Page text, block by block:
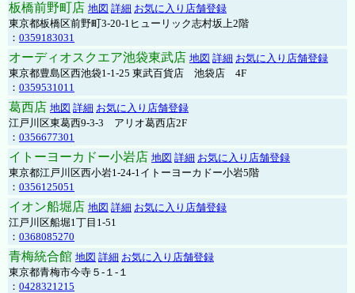
板橋前野町店 地図 詳細 お気に入り店舗登録
東京都板橋区前野町3-20-1ヒューリック志村坂上2階
： 0359183031
オーディオスクエア池袋東武店 地図 詳細 お気に入り店舗登録
東京都豊島区西池袋1-1-25 東武百貨店 池袋店 4F
： 0359531011
葛西店 地図 詳細 お気に入り店舗登録
江戸川区東葛西9-3-3 アリオ葛西店2F
： 0356677301
イトーヨーカドー小岩店 地図 詳細 お気に入り店舗登録
東京都江戸川区西小岩1-24-1イトーヨーカドー小岩5階
： 0356125051
イオン船堀店 地図 詳細 お気に入り店舗登録
江戸川区船堀1丁目1-51
： 0368085270
青梅統合館 地図 詳細 お気に入り店舗登録
東京都青梅市今寺５-１-１
： 0428321215